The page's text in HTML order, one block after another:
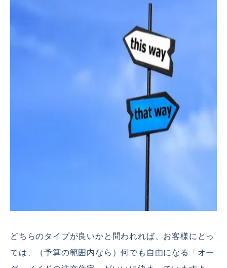
どちらのタイプが良いかと問われれば、お客様にとっ
ては、（予算の範囲内なら）何でも自由になる「オー